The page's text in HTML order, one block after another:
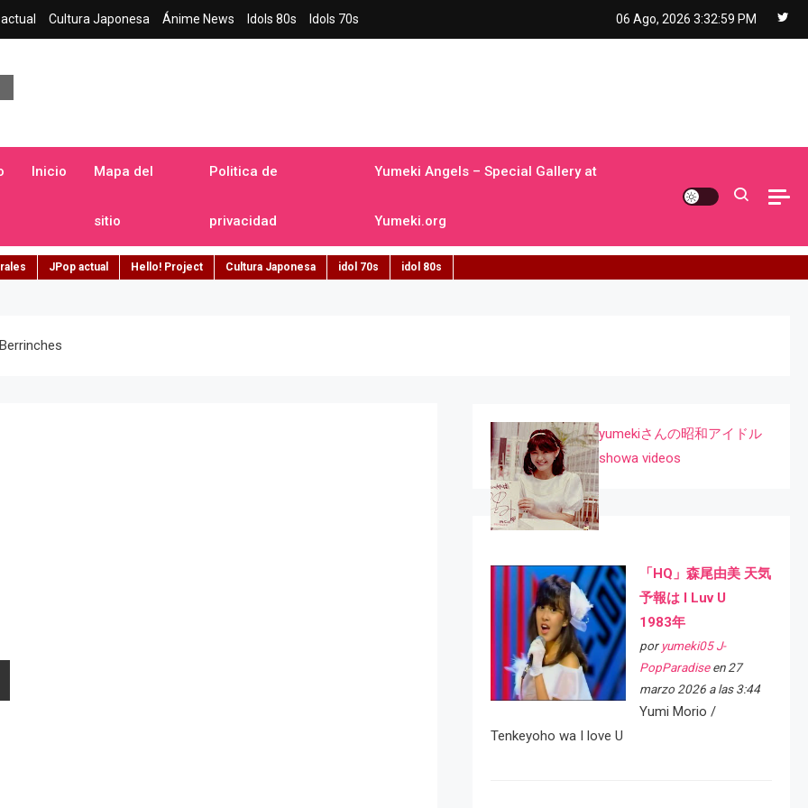
Cultura Japonesa Ánime News Idols 80s Idols 70s 06 Ago, 2026 3:33:01 PM
Inicio Mapa del
sitio
Politica de
privacidad
Yumeki Angels – Special Gallery at
Yumeki.org
JPop actual Hello! Project Cultura Japonesa idol 70s idol 80s
Berrinches
yumekiさんの昭和アイドル
showa videos
「HQ」森尾由美 天気
予報は I Luv U
1983年
por yumeki05 J-
PopParadiseen 27
marzo 2026 a las 3:44
Yumi Morio /
Tenkeyoho wa I love U